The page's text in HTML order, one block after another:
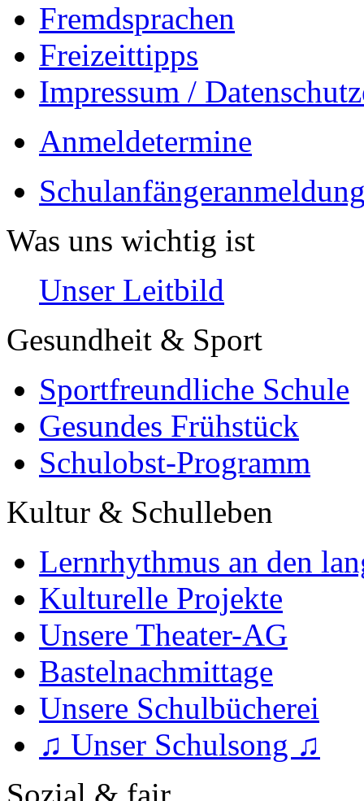
Fremdsprachen
Freizeittipps
Impressum /
Anmeldetermine
Was uns wichtig ist
Unser Leitbild
Gesundheit & Sport
Sportfreundliche Schule
Gesundes Frühstück
Schulobst-Programm
Kultur & Schulleben
Lernrhythmus an den
Kulturelle Projekte
Unsere Theater-AG
Bastelnachmittage
Unsere Schulbücherei
♫ Unser Schulsong ♫